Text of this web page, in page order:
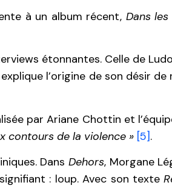
à un album récent, Dans
étonnantes. Celle de
l’origine de son désir
par Ariane Chottin et
contours de la violence » [5].
Dans Dehors, Morgane
: loup. Avec son texte